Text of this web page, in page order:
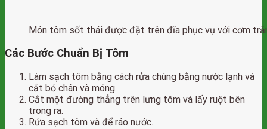
Món tôm sốt thái được đặt trên đĩa phục vụ với cơm
Các Bước Chuẩn Bị Tôm
Làm sạch tôm bằng cách rửa chúng bằng nước lạnh và
cắt bỏ chân và móng.
Cắt một đường thẳng trên lưng tôm và lấy ruột bên
trong ra.
Rửa sạch tôm và để ráo nước.